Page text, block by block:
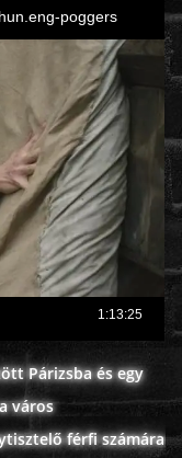
Párizsba és egy
város
férfi számára